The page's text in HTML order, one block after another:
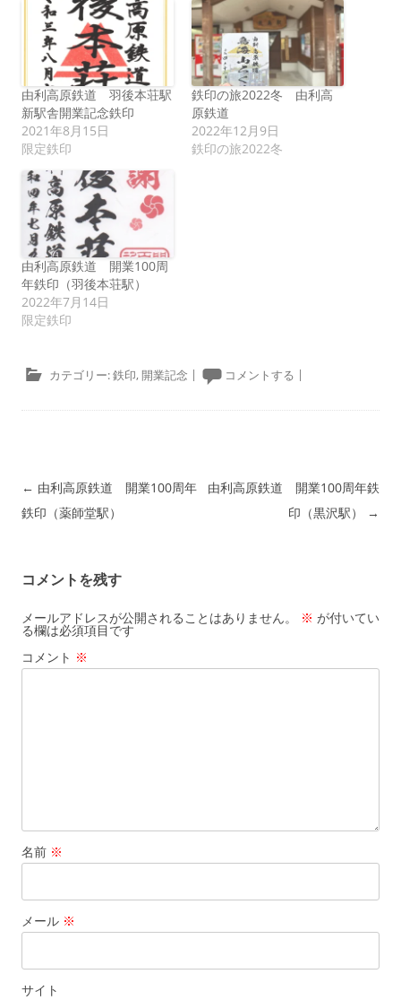
由利高原鉄道 羽後本荘駅
新駅舎開業記念鉄印
2021年8月15日
限定鉄印
鉄印の旅2022冬 由利高
原鉄道
2022年12月9日
鉄印の旅2022冬
由利高原鉄道 開業100周
年鉄印（羽後本荘駅）
2022年7月14日
限定鉄印
カテゴリー:鉄印,開業記念 | コメントする |
投稿ナビゲーション
← 由利高原鉄道 開業100周年
鉄印（薬師堂駅）
由利高原鉄道 開業100周年鉄
印（黒沢駅）
→
コメントを残す
メールアドレスが公開されることはありません。 ※ が付いてい
る欄は必須項目です
コメント ※
名前 ※
メール ※
サイト